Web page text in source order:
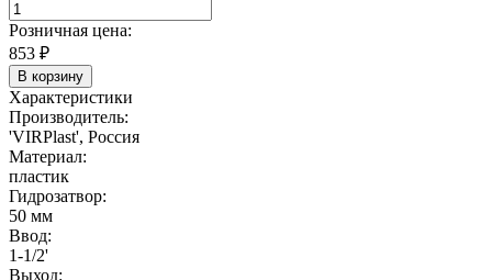
Розничная цена:
853 ₽
В корзину
Характеристики
Производитель:
'VIRPlast', Россия
Материал:
пластик
Гидрозатвор:
50 мм
Ввод:
1-1/2'
Выход: